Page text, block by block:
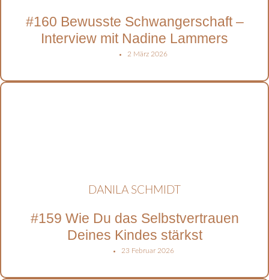
#160 Bewusste Schwangerschaft –
Interview mit Nadine Lammers
2 März 2026
DANILA SCHMIDT
#159 Wie Du das Selbstvertrauen
Deines Kindes stärkst
23 Februar 2026